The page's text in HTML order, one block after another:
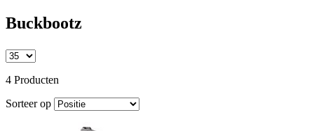
Buckbootz
4 Producten
Sorteer op